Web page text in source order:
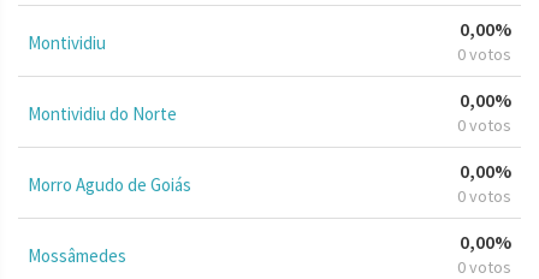
Montividiu
0,00%
0 votos
Montividiu do Norte
0,00%
0 votos
Morro Agudo de Goiás
0,00%
0 votos
Mossâmedes
0,00%
0 votos